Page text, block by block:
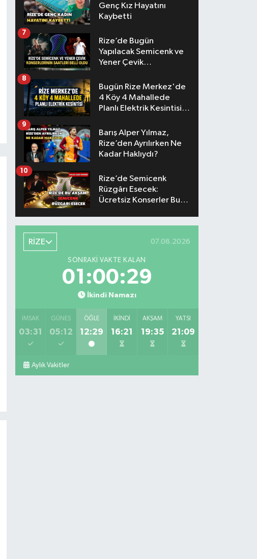
Genç Kız Hayatını
Kaybetti
Rize’de Bugün
Yapılacak Semicenk ve
Yener Çevik
Belli Oldu
7
Bugün Rize Merkez'de
4 Köy 4 Mahallede
Planlı Elektrik Kesintisi
8
Barış Alper Yılmaz,
Rize’den Ayrılırken Ne
Kadar Haklıydı?
9
Rize’de Semicenk
Rüzgârı Esecek:
Ücretsiz Konserler Bu
10
RİZE 07.08.2026
SONRAKI VAKTE KALAN
01:00:28
İkindi Namazı
İMSAK
03:31
GÜNEŞ
05:12
ÖĞLE
12:29
İKINDI
16:21
AKŞAM
19:35
YATSI
21:09
Aylık Vakitler